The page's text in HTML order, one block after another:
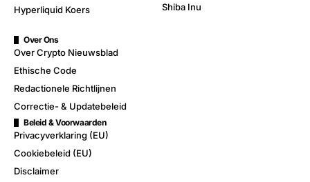
Hyperliquid Koers
Shiba Inu
Over Ons
Over Crypto Nieuwsblad
Ethische Code
Redactionele Richtlijnen
Correctie- & Updatebeleid
Beleid & Voorwaarden
Privacyverklaring (EU)
Cookiebeleid (EU)
Disclaimer